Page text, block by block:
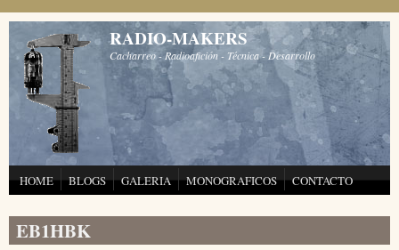
Pasar al contenido principal
RADIO-MAKERS
Cacharreo - Radioafición - Técnica - Desarrollo
HOME BLOGS GALERIA MONOGRAFICOS CONTACTO
EB1HBK